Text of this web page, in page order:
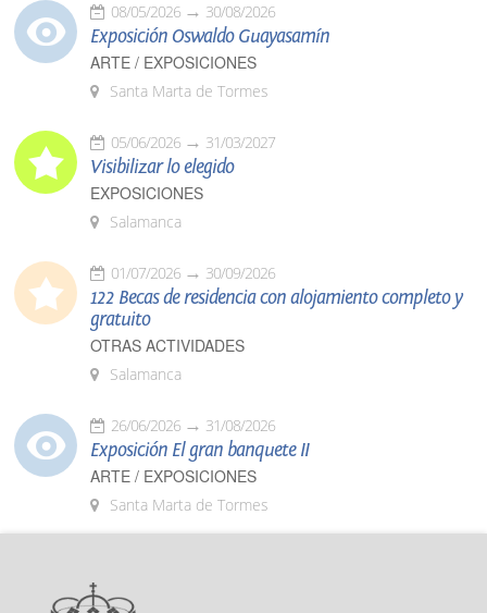
08/05/2026 30/08/2026
Exposición Oswaldo Guayasamín
ARTE / EXPOSICIONES
Santa Marta de Tormes
05/06/2026 31/03/2027
Visibilizar lo elegido
EXPOSICIONES
Salamanca
01/07/2026 30/09/2026
122 Becas de residencia con alojamiento completo y
gratuito
OTRAS ACTIVIDADES
Salamanca
26/06/2026 31/08/2026
Exposición El gran banquete II
ARTE / EXPOSICIONES
Santa Marta de Tormes